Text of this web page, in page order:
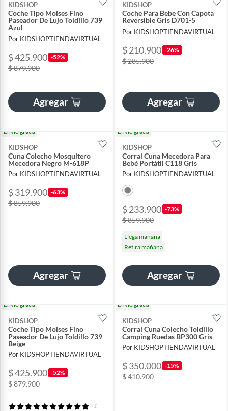
KIDSHOP
Coche Tipo Moises Fino
Paseador De Lujo Toldillo 739
Azul
Por KIDSHOPTIENDAVIRTUAL
$ 425.900 -52%
$ 879.900
Agregar
KIDSHOP
Coche Para Bebe Con Capota
Reversible Gris D701-5
Por KIDSHOPTIENDAVIRTUAL
$ 210.900 -26%
$ 285.900
Agregar
Envíogratis
KIDSHOP
Cuna Colecho Mosquitero
Mecedora Negro M-618P
Por KIDSHOPTIENDAVIRTUAL
$ 319.900 -63%
$ 859.900
Agregar
Envíogratis
KIDSHOP
Corral Cuna Mecedora Para
Bebé Portátil C118 Gris
Por KIDSHOPTIENDAVIRTUAL
$ 233.900 -73%
$ 859.900
Llega mañana
Retira mañana
Agregar
Envíogratis
KIDSHOP
Coche Tipo Moises Fino
Paseador De Lujo Toldillo 739
Beige
Por KIDSHOPTIENDAVIRTUAL
$ 425.900 -52%
$ 879.900
(1)
Envíogratis
KIDSHOP
Corral Cuna Colecho Toldillo
Camping Ruedas BP300 Gris
Por KIDSHOPTIENDAVIRTUAL
$ 350.000 -15%
$ 410.900